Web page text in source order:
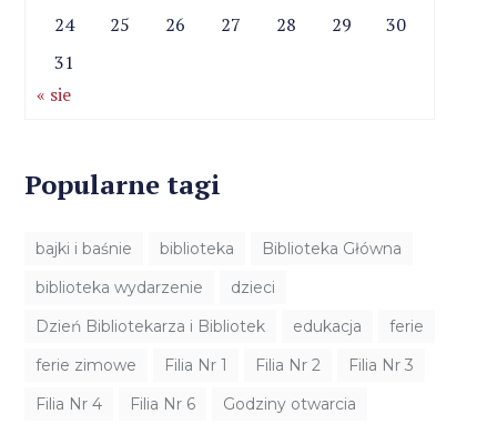
24
25 26 27 28 29
30
31
« sie
Popularne tagi
bajki i baśnie biblioteka
Biblioteka Główna
biblioteka wydarzenie
dzieci
Dzień Bibliotekarza i Bibliotek
edukacja
ferie
ferie zimowe
Filia Nr 1 Filia Nr 2
Filia Nr 3
Filia Nr 4
Filia Nr 6
Godziny otwarcia